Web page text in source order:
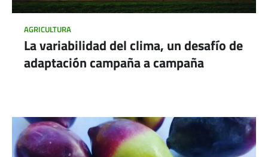
AGRICULTURA
La variabilidad del clima, un desafío de
adaptación campaña a campaña